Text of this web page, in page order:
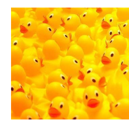
entrada:
entrada: